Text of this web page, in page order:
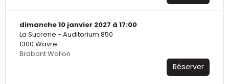
dimanche 10 janvier 2027 à 17:00
La Sucrerie - Auditorium 850
1300 Wavre
Brabant Wallon
Réserver